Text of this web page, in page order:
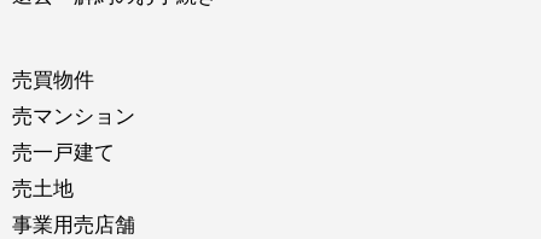
売買物件
売マンション
売一戸建て
売土地
事業用売店舗